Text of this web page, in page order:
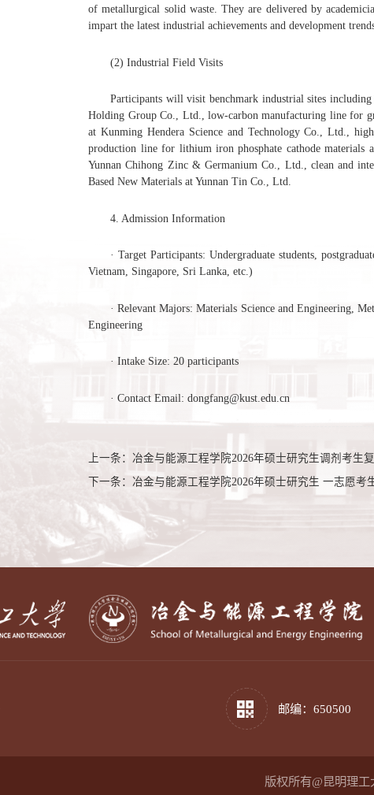
of metallurgical solid waste. They are delivered by
impart the latest industrial achievements and development
(2) Industrial Field Visits
Participants will visit benchmark industrial sites
Holding Group Co., Ltd., low-carbon manufacturing line for
at Kunming Hendera Science and Technology Co., Ltd.,
production line for lithium iron phosphate cathode
Yunnan Chihong Zinc & Germanium Co., Ltd., clean and
Based New Materials at Yunnan Tin Co., Ltd.
4. Admission Information
· Target Participants: Undergraduate students,
Vietnam, Singapore, Sri Lanka, etc.)
· Relevant Majors: Materials Science and Engineering,
Engineering
· Intake Size: 20 participants
· Contact Email: dongfang@kust.edu.cn
上一条： 冶金与能源工程学院2026年硕士研究生调剂考生
下一条： 冶金与能源工程学院2026年硕士研究生 一志愿考
邮编：650500
版权所有@昆明理